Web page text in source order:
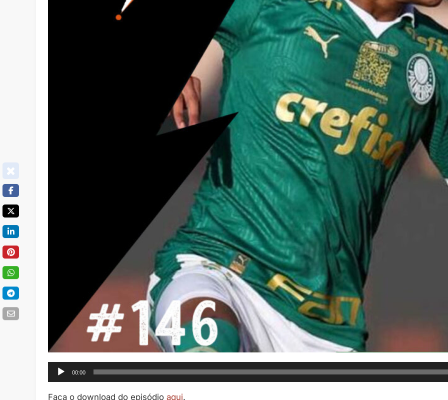
Tocador
de
áudio
00:00
Faça o download do episódio aqui.